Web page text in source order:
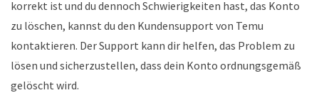
korrekt ist und du dennoch Schwierigkeiten hast, das Konto
zu löschen, kannst du den Kundensupport von Temu
kontaktieren. Der Support kann dir helfen, das Problem zu
lösen und sicherzustellen, dass dein Konto ordnungsgemäß
gelöscht wird.